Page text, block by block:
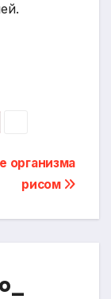
организма
рисом